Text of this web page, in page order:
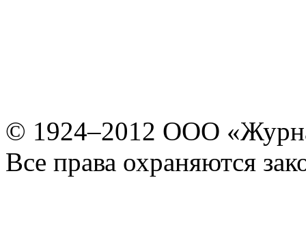
© 1924–2012 ООО
Все права охраняются